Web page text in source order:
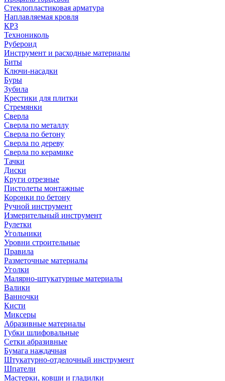
Стеклопластиковая арматура
Наплавляемая кровля
КРЗ
Технониколь
Рубероид
Инструмент и расходные материалы
Биты
Ключи-насадки
Буры
Зубила
Крестики для плитки
Стремянки
Сверла
Сверла по металлу
Сверла по бетону
Сверла по дереву
Сверла по керамике
Тачки
Диски
Круги отрезные
Пистолеты монтажные
Коронки по бетону
Ручной инструмент
Измерительный инструмент
Рулетки
Угольники
Уровни строительные
Правила
Разметочные материалы
Уголки
Малярно-штукатурные материалы
Валики
Ванночки
Кисти
Миксеры
Абразивные материалы
Губки шлифовальные
Сетки абразивные
Бумага наждачная
Штукатурно-отделочный инструмент
Шпатели
Мастерки, ковши и гладилки